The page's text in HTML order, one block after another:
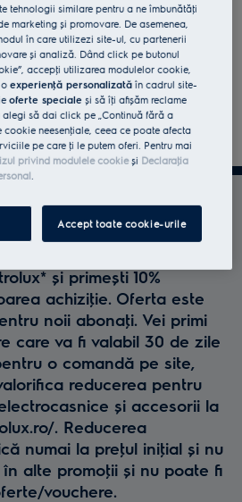
de
și primești 10%
achiziţie. Oferta este
noii abonaţi. Vei primi
care va fi valabil 30 de zile
o comandă pe site,
reducerea pentru
și accesorii la
. Reducerea
numai la preţul iniţial și nu
alte promoţii și nu poate fi
vouchere.
tehnologii similare pentru a ne îmbunătăţi
marketing și promovare. De asemenea,
în care utilizezi site-ul, cu partenerii
și analiză. Dând click pe butonul
accepţi utilizarea modulelor cookie,
oexperienţă personalizată în cadrul site-
oferte speciale și să îţi afișăm reclame
să dai click pe „Continuă fără a
neesenţiale, ceea ce poate afecta
pe care ţi le putem oferi. Pentru mai
privind modulele cookieși Declaraţia
.
Accept toate cookie-urile